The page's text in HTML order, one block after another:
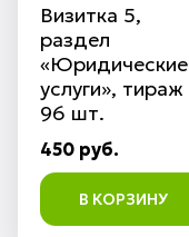
Визитка 5,
раздел
«Юридические
услуги», тираж
96 шт.
450 руб.
В КОРЗИНУ